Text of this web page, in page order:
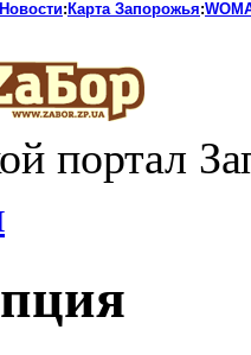
Новости: Карта Запорожья:
портал